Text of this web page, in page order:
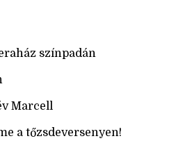
színpadán
Marcell
a tőzsdeversenyen!